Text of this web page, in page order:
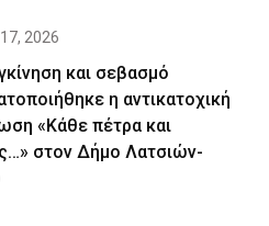
2026
και σεβασμό
η αντικατοχική
«Κάθε πέτρα και
στον Δήμο Λατσιών-